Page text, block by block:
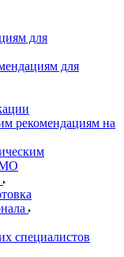
для
для
рекомендациям на
специалистов